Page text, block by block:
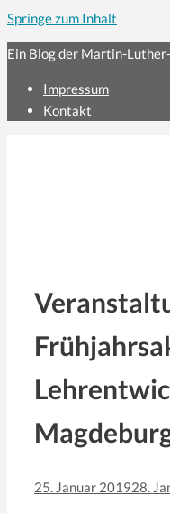
Springe zum Inhalt
Ein Blog der Martin-
Impressum
Kontakt
25. Januar 201928.